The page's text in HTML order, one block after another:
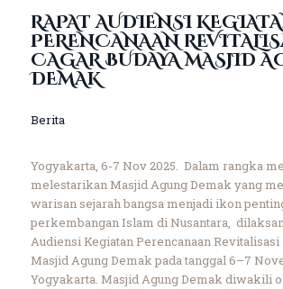
Kontak
RAPAT AUDIENSI
PERENCANAAN
CAGAR BUDAYA MASJID
DEMAK
Berita
Yogyakarta, 6-7 Nov 2025. Dalam rangka
melestarikan Masjid Agung Demak yang
warisan sejarah bangsa menjadi ikon
perkembangan Islam di Nusantara,
Audiensi Kegiatan Perencanaan Revitalisasi
Masjid Agung Demak pada tanggal 6–7
Yogyakarta. Masjid Agung Demak diwakili